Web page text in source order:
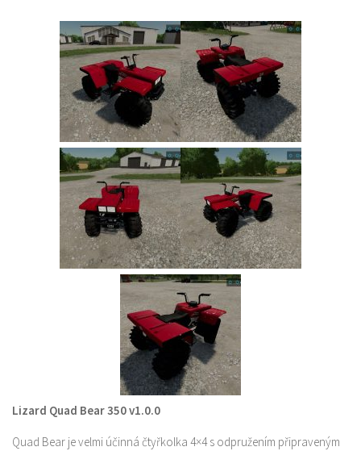
Lizard Quad Bear 350 v1.0.0
Quad Bear je velmi účinná čtyřkolka 4×4 s odpružením připraveným